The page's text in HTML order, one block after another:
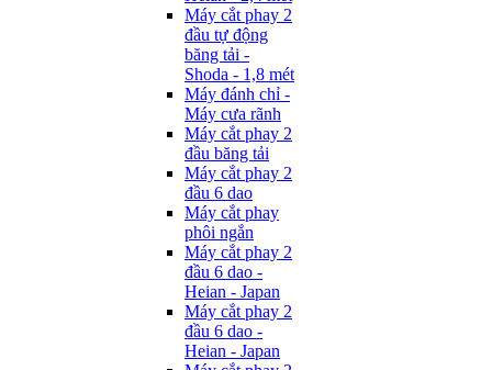
Máy cắt phay 2
đầu tự động
băng tải -
Shoda - 1,8 mét
Máy đánh chỉ -
Máy cưa rãnh
Máy cắt phay 2
đầu băng tải
Máy cắt phay 2
đầu 6 dao
Máy cắt phay
phôi ngắn
Máy cắt phay 2
đầu 6 dao -
Heian - Japan
Máy cắt phay 2
đầu 6 dao -
Heian - Japan